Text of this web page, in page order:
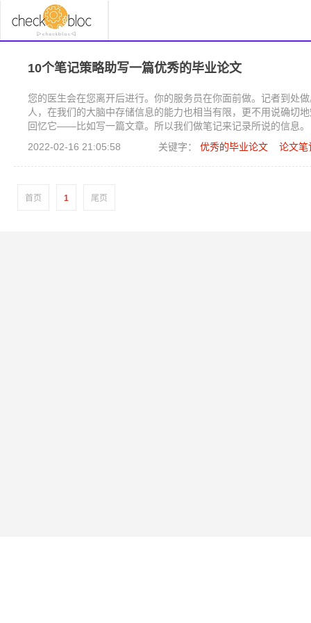
10个笔记策略助写一篇优秀的毕业论文
您的医生会在您离开后进行。你的服务员在你面前做。记者到处
人，在我们的大脑中存储信息的能力也相当有限，更不用说确切
回忆它——比如写一篇文章。所以我们做笔记来记录所说的信息。
2022-02-16 21:05:58
关键字： 优秀的毕业论文 论文笔
首页 1 尾页